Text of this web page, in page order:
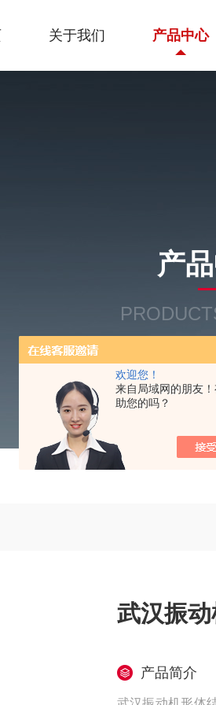
欢迎您！
来自局域网的朋友
助您的吗？
关于我们 产品中心
产
武汉振
产品简介